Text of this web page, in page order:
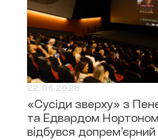
22.06.2026
«Сусіди зверху» з
та Едвардом
відбувся допрем’єрний